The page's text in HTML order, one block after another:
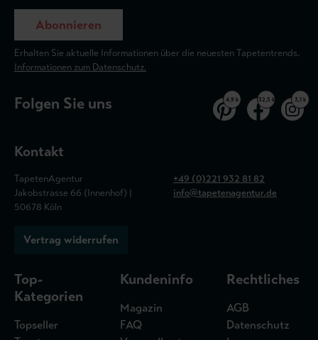
Abonnieren
Erhalten Sie aktuelle Informationen über die neuesten Tapetentrends.
Informationen zum Datenschutz.
Folgen Sie uns 4,9 k 32,5 k 3,1 k
Kontakt
TapetenAgentur
Jakobstrasse 66 (Innenhof) |
50678 Köln
+49 (0)221 932 81 82
info@tapetenagentur.de
Vertrag widerrufen
Top-
Kategorien
Topseller
Kundeninfo
Magazin
FAQ
Rechtliches
AGB
Datenschutz